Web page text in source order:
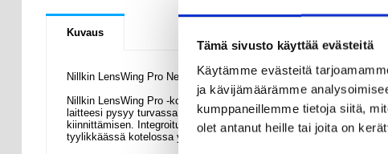
Tämä sivusto käyttää evästeitä
Käytämme evästeitä
ja kävijämäärämme
kumppaneillemme tietoja siitä,
olet antanut heille tai joita on
Kuvaus
Nillkin LensWing Pro Nestemäinen silikonikotelo - iPhone 16 Pro
Nillkin LensWing Pro -kotelo iPhone 16 Pro Max -puhelimelle
laitteesi pysyy turvassa naarmuilta ja iskuilta. MagSafe-
kiinnittämisen. Integroitu kickstand tarjoaa handsfree-katselun, ja
tyylikkäässä kotelossa yhdistyvät toiminnallisuus ja tyylikkyys,